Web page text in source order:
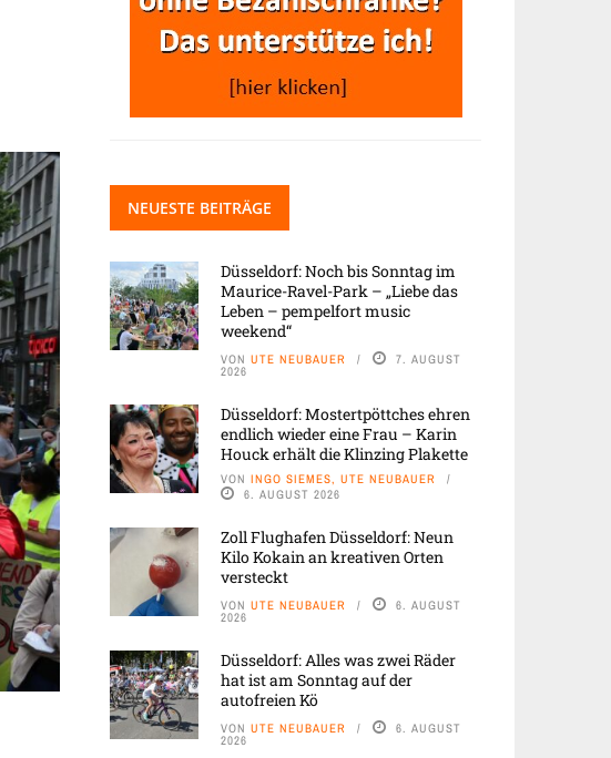
NEUESTE BEITRÄGE
Düsseldorf: Noch bis Sonntag im
Maurice-Ravel-Park – „Liebe das
Leben – pempelfort music
weekend“
VON UTE NEUBAUER 7. AUGUST
2026
Düsseldorf: Mostertpöttches ehren
endlich wieder eine Frau – Karin
Houck erhält die Klinzing Plakette
VON INGO SIEMES, UTE NEUBAUER
6. AUGUST 2026
Zoll Flughafen Düsseldorf: Neun
Kilo Kokain an kreativen Orten
versteckt
VON UTE NEUBAUER 6. AUGUST
2026
Düsseldorf: Alles was zwei Räder
hat ist am Sonntag auf der
autofreien Kö
VON UTE NEUBAUER 6. AUGUST
2026